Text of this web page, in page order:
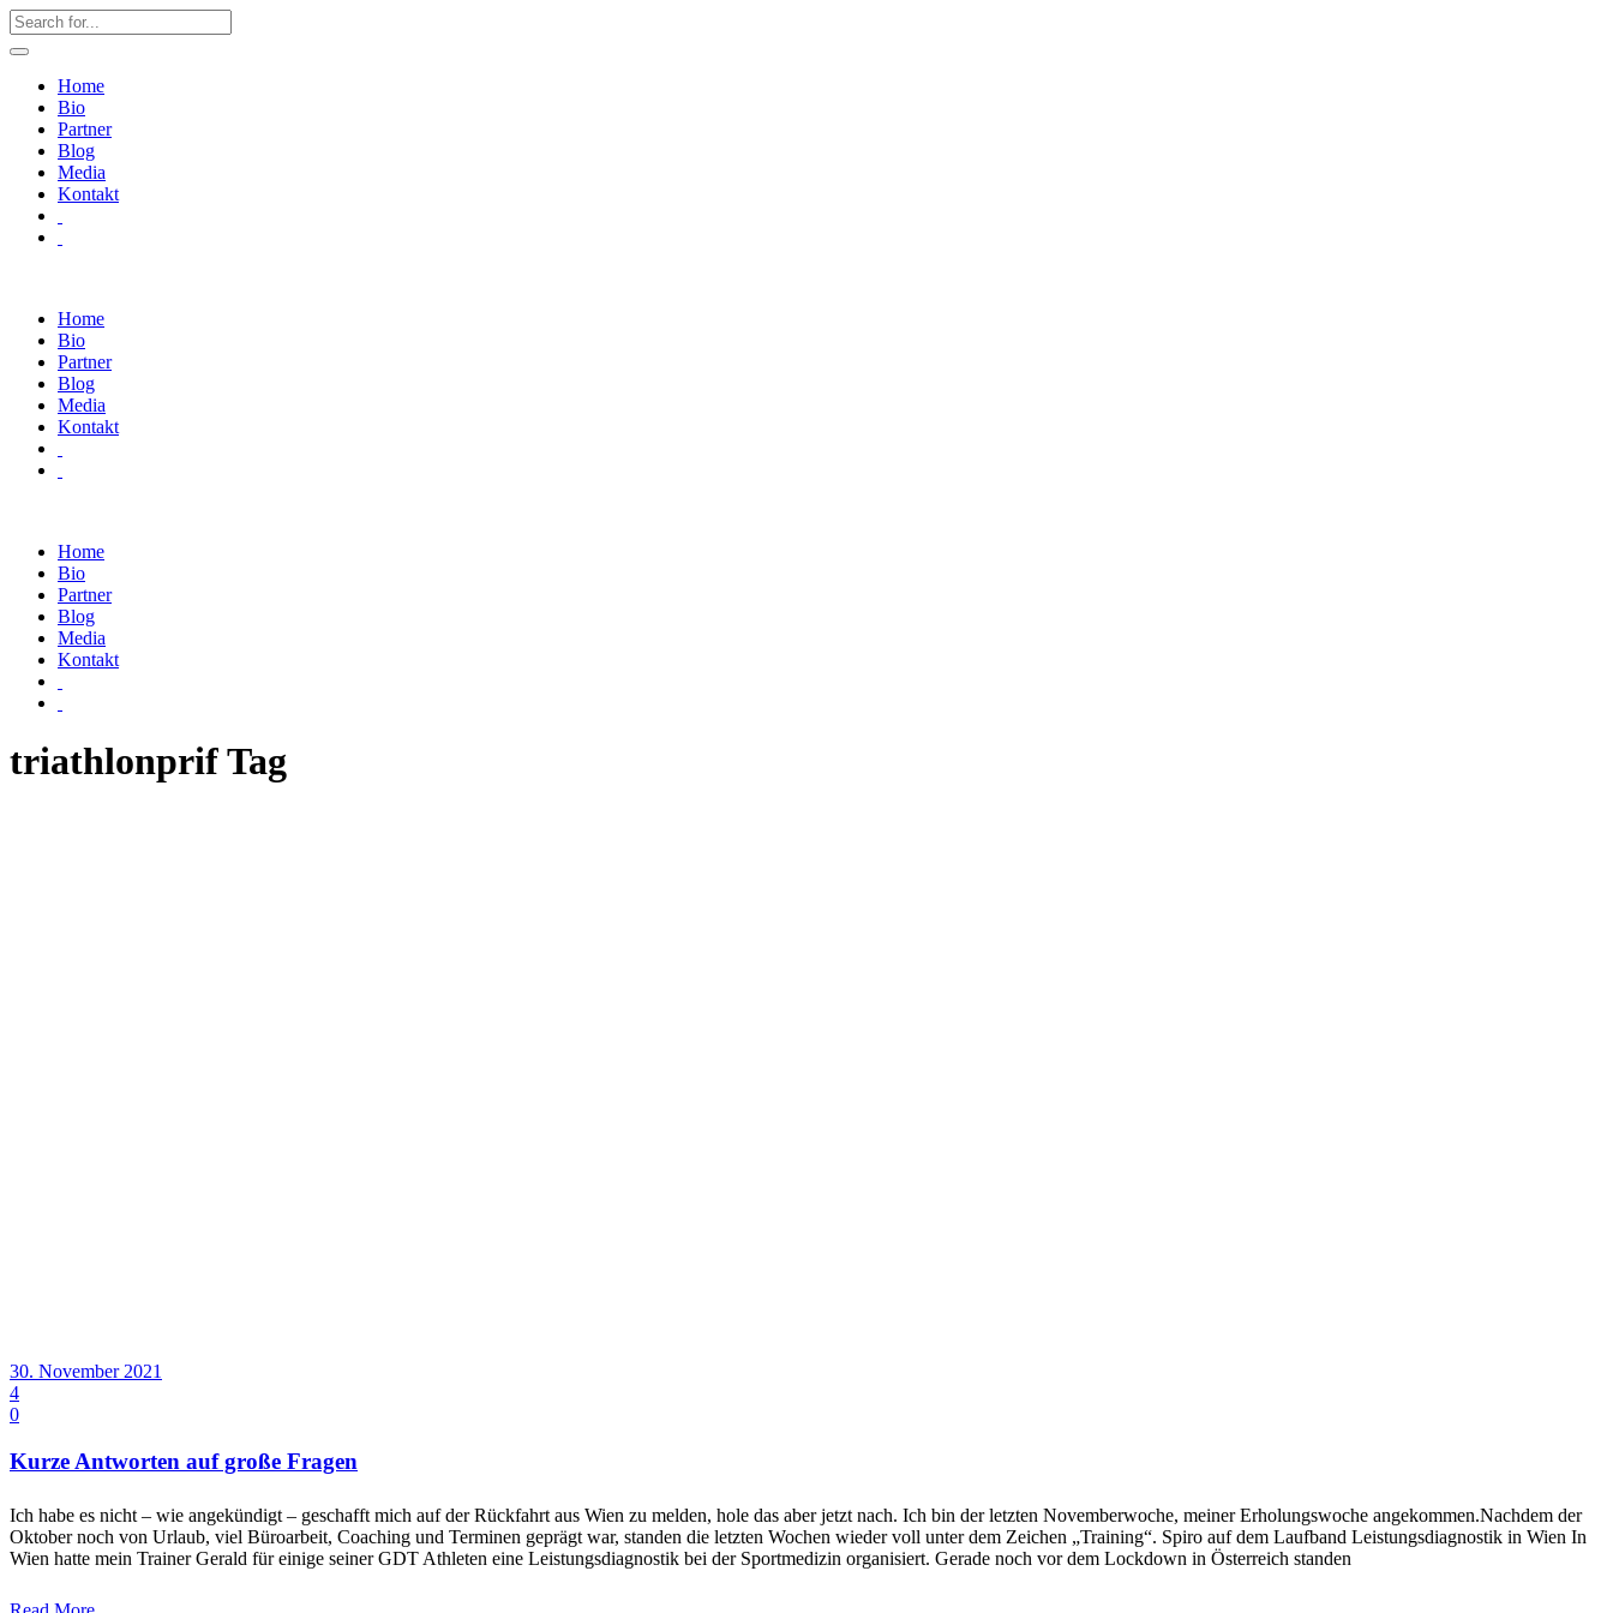
Home
Bio
Partner
Blog
Media
Kontakt
Home
Bio
Partner
Blog
Media
Kontakt
Home
Bio
Partner
Blog
Media
Kontakt
triathlonprif Tag
30. November 2021
4
0
Kurze Antworten auf große Fragen
Ich habe es nicht – wie angekündigt – geschafft mich auf der Rückfahrt aus Wien zu melden, hole das aber jetzt nach. Ich bin der letzten Novemberwoche, meiner Erholungswoche angekommen.Nachdem der
Oktober noch von Urlaub, viel Büroarbeit, Coaching und Terminen geprägt war, standen die letzten Wochen wieder voll unter dem Zeichen „Training“. Spiro auf dem Laufband Leistungsdiagnostik in Wien In
Wien hatte mein Trainer Gerald für einige seiner GDT Athleten eine Leistungsdiagnostik bei der Sportmedizin organisiert. Gerade noch vor dem Lockdown in Österreich standen